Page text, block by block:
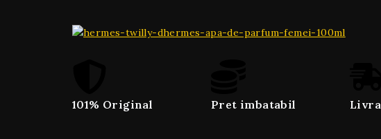
101% Original Pret imbatabil